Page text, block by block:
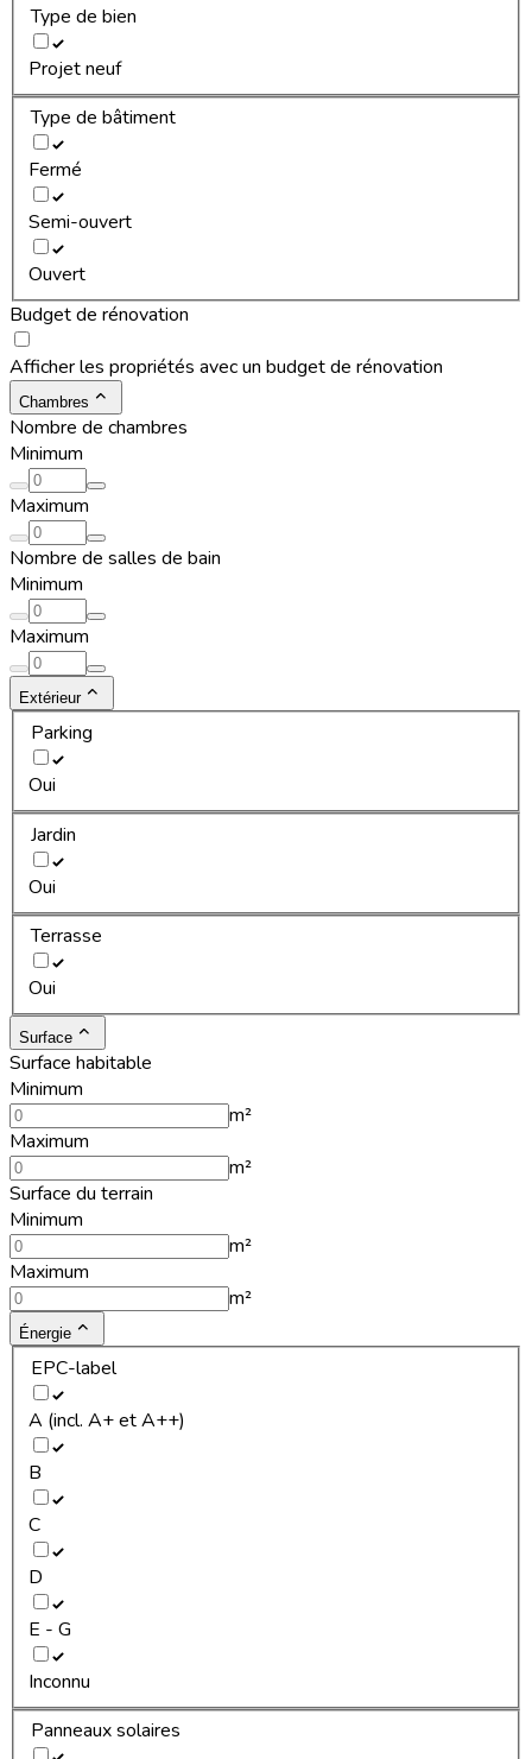
Type de bien
Projet neuf
Type de bâtiment
Fermé
Semi-ouvert
Ouvert
Budget de rénovation
Afficher les propriétés avec un budget de rénovation
Chambres
Nombre de chambres
Minimum
Maximum
Nombre de salles de bain
Minimum
Maximum
Extérieur
Parking
Oui
Jardin
Oui
Terrasse
Oui
Surface
Surface habitable
Minimum
m²
Maximum
m²
Surface du terrain
Minimum
m²
Maximum
m²
Énergie
EPC-label
A (incl. A+ et A++)
B
C
D
E - G
Inconnu
Panneaux solaires